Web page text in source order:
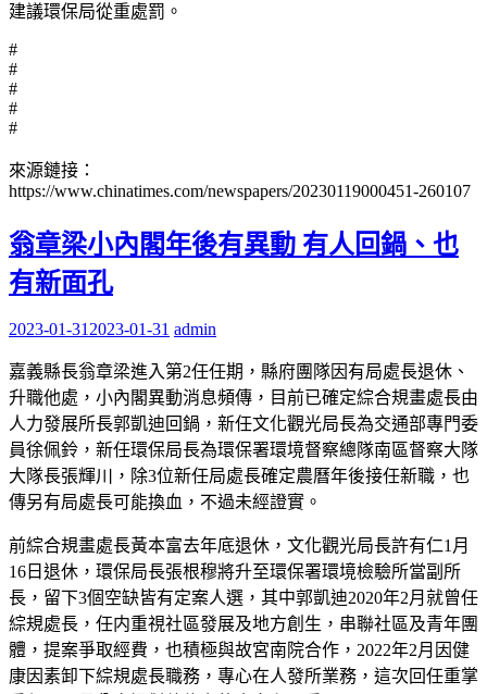
建議環保局從重處罰。
#
#
#
#
#
來源鏈接：
https://www.chinatimes.com/newspapers/20230119000451-260107
翁章梁小內閣年後有異動 有人回鍋、也
有新面孔
2023-01-312023-01-31 admin
嘉義縣長翁章梁進入第2任任期，縣府團隊因有局處長退休、
升職他處，小內閣異動消息頻傳，目前已確定綜合規畫處長由
人力發展所長郭凱迪回鍋，新任文化觀光局長為交通部專門委
員徐佩鈴，新任環保局長為環保署環境督察總隊南區督察大隊
大隊長張輝川，除3位新任局處長確定農曆年後接任新職，也
傳另有局處長可能換血，不過未經證實。
前綜合規畫處長黃本富去年底退休，文化觀光局長許有仁1月
16日退休，環保局長張根穆將升至環保署環境檢驗所當副所
長，留下3個空缺皆有定案人選，其中郭凱迪2020年2月就曾任
綜規處長，任内重視社區發展及地方創生，串聯社區及青年團
體，提案爭取經費，也積極與故宮南院合作，2022年2月因健
康因素卸下綜規處長職務，專心在人發所業務，這次回任重掌